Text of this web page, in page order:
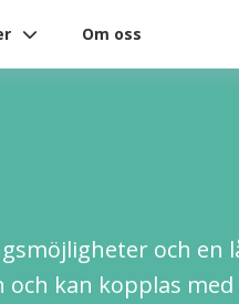
Om oss
och
kan kopplas med